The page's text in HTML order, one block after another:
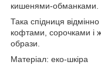
кишенями-обманками.
Така спідниця
кофтами, сорочками і
образи.
Матеріал: еко-шкіра